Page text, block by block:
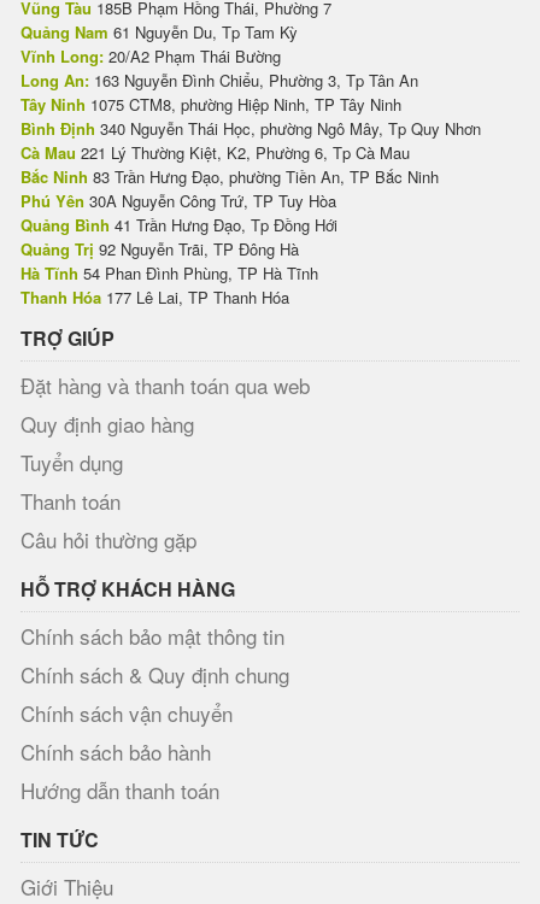
Vũng Tàu 185B Phạm Hồng Thái, Phường 7
Quảng Nam 61 Nguyễn Du, Tp Tam Kỳ
Vĩnh Long: 20/A2 Phạm Thái Bường
Long An: 163 Nguyễn Đình Chiểu, Phường 3, Tp Tân An
Tây Ninh 1075 CTM8, phường Hiệp Ninh, TP Tây Ninh
Bình Định 340 Nguyễn Thái Học, phường Ngô Mây, Tp Quy Nhơn
Cà Mau 221 Lý Thường Kiệt, K2, Phường 6, Tp Cà Mau
Bắc Ninh 83 Trần Hưng Đạo, phường Tiền An, TP Bắc Ninh
Phú Yên 30A Nguyễn Công Trứ, TP Tuy Hòa
Quảng Bình 41 Trần Hưng Đạo, Tp Đồng Hới
Quảng Trị 92 Nguyễn Trãi, TP Đông Hà
Hà Tĩnh 54 Phan Đình Phùng, TP Hà Tĩnh
Thanh Hóa 177 Lê Lai, TP Thanh Hóa
TRỢ GIÚP
Đặt hàng và thanh toán qua web
Quy định giao hàng
Tuyển dụng
Thanh toán
Câu hỏi thường gặp
HỖ TRỢ KHÁCH HÀNG
Chính sách bảo mật thông tin
Chính sách & Quy định chung
Chính sách vận chuyển
Chính sách bảo hành
Hướng dẫn thanh toán
TIN TỨC
Giới Thiệu